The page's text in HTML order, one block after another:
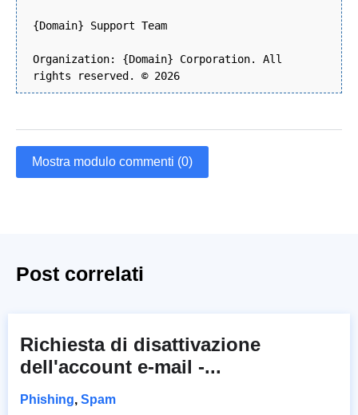
{Domain} Support Team
Organization: {Domain} Corporation. All
rights reserved. © 2026
Mostra modulo commenti (0)
Post correlati
Richiesta di disattivazione
dell'account e-mail -...
Phishing, Spam